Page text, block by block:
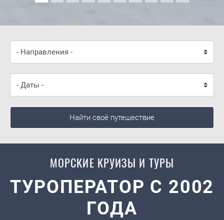
Найти своё путешествие
МОРСКИЕ КРУИЗЫ И ТУРЫ
ТУРОПЕРАТОР С 2002
ГОДА